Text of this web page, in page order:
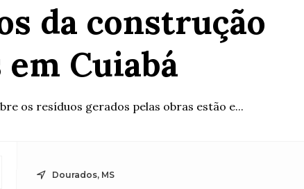
da construção
Cuiabá
os resíduos gerados pelas obras estão e...
Dourados, MS